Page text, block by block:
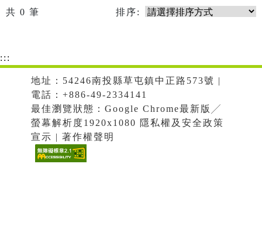
共 0 筆 排序:
:::
地址：54246南投縣草屯鎮中正路573號 |
電話：+886-49-2334141
最佳瀏覽狀態：Google Chrome最新版╱
螢幕解析度1920x1080 隱私權及安全政策
宣示 | 著作權聲明